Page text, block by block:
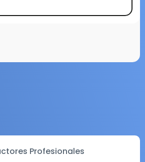
Profesionales